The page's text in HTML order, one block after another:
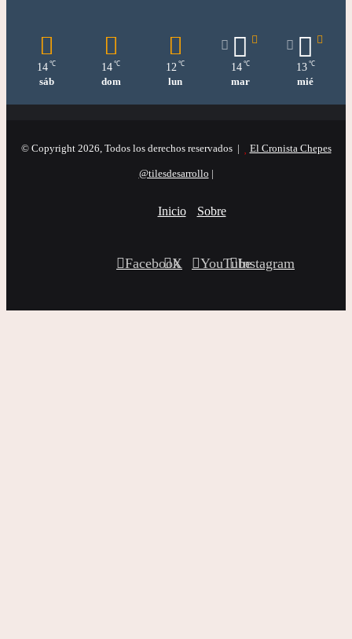
14 ℃
sáb
14 ℃
dom
12 ℃
lun
14 ℃
mar
13 ℃
mié
© Copyright 2026, Todos los derechos reservados | El Cronista Chepes
@tilesdesarrollo |
Inicio Sobre
Facebook
X YouTubeInstagram